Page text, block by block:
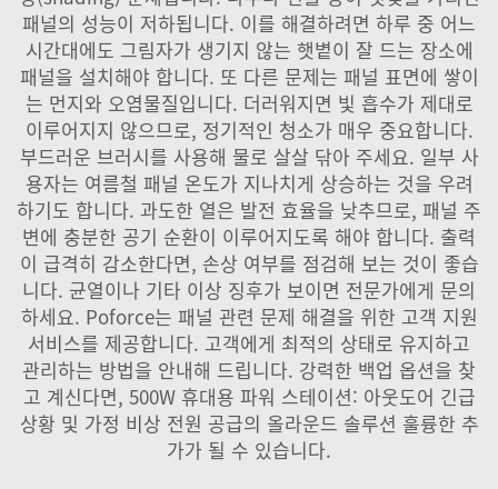
패널의 성능이 저하됩니다. 이를 해결하려면 하루 중 어느
시간대에도 그림자가 생기지 않는 햇볕이 잘 드는 장소에
패널을 설치해야 합니다. 또 다른 문제는 패널 표면에 쌓이
는 먼지와 오염물질입니다. 더러워지면 빛 흡수가 제대로
이루어지지 않으므로, 정기적인 청소가 매우 중요합니다.
부드러운 브러시를 사용해 물로 살살 닦아 주세요. 일부 사
용자는 여름철 패널 온도가 지나치게 상승하는 것을 우려
하기도 합니다. 과도한 열은 발전 효율을 낮추므로, 패널 주
변에 충분한 공기 순환이 이루어지도록 해야 합니다. 출력
이 급격히 감소한다면, 손상 여부를 점검해 보는 것이 좋습
니다. 균열이나 기타 이상 징후가 보이면 전문가에게 문의
하세요. Poforce는 패널 관련 문제 해결을 위한 고객 지원
서비스를 제공합니다. 고객에게 최적의 상태로 유지하고
관리하는 방법을 안내해 드립니다. 강력한 백업 옵션을 찾
고 계신다면, 500W 휴대용 파워 스테이션: 아웃도어 긴급
상황 및 가정 비상 전원 공급의 올라운드 솔루션 훌륭한 추
가가 될 수 있습니다.